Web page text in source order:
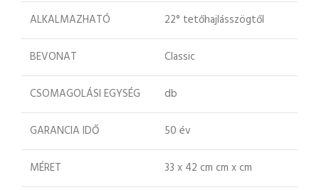
ALKALMAZHATÓ 22° tetőhajlásszögtől
BEVONAT Classic
CSOMAGOLÁSI EGYSÉG db
GARANCIA IDŐ 50 év
MÉRET 33 x 42 cm cm x cm